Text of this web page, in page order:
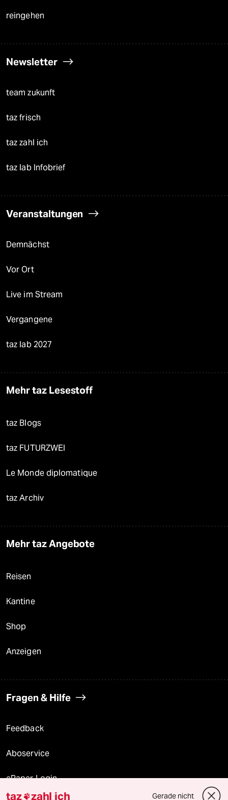
reingehen
Newsletter
team zukunft
taz frisch
taz zahl ich
taz lab Infobrief
Veranstaltungen
Demnächst
Vor Ort
Live im Stream
Vergangene
taz lab 2027
Mehr taz Lesestoff
taz Blogs
taz FUTURZWEI
Le Monde diplomatique
taz Archiv
Mehr taz Angebote
Reisen
Kantine
Shop
Anzeigen
Fragen & Hilfe
Feedback
Aboservice
ePaper Login
taz zahl ich Gerade nicht